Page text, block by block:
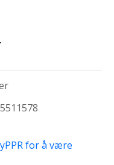
for å være